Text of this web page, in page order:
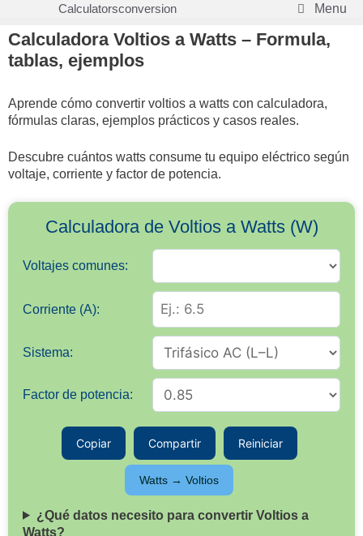
contenido
Calculatorsconversion Menu
Calculadora Voltios a Watts – Formula,
tablas, ejemplos
Aprende cómo convertir voltios a watts con calculadora,
fórmulas claras, ejemplos prácticos y casos reales.
Descubre cuántos watts consume tu equipo eléctrico según
voltaje, corriente y factor de potencia.
Calculadora de Voltios a Watts (W)
Voltajes comunes:
Corriente (A):
Sistema:
Factor de potencia:
Copiar Compartir Reiniciar
Watts → Voltios
¿Qué datos necesito para convertir Voltios a
Watts?